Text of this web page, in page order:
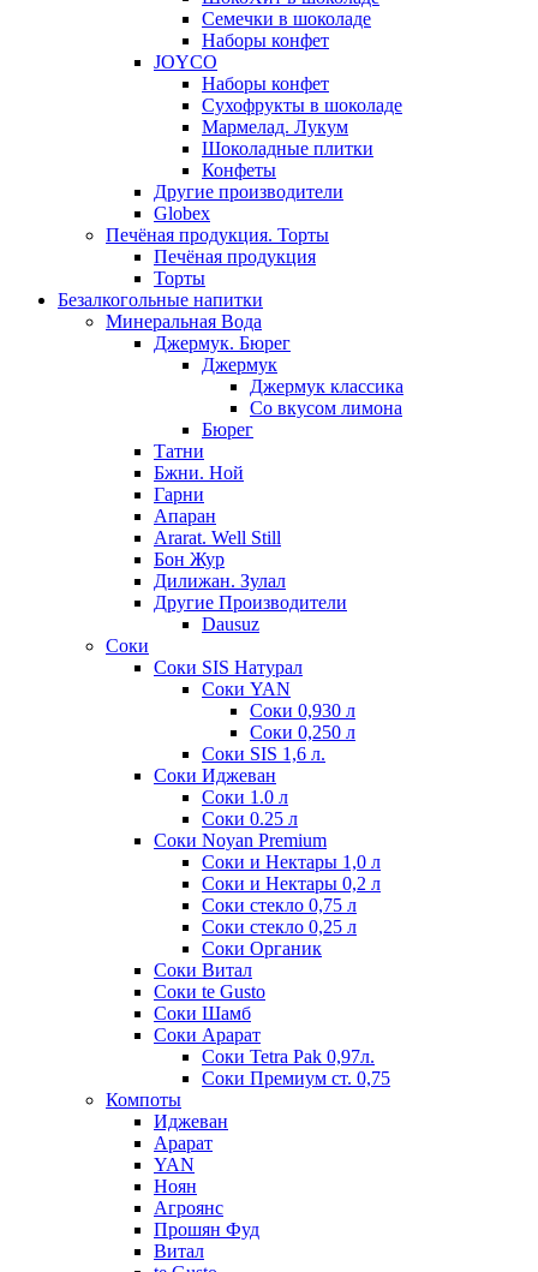
Семечки в шоколаде
Наборы конфет
JOYCO
Наборы конфет
Сухофрукты в шоколаде
Мармелад. Лукум
Шоколадные плитки
Конфеты
Другие производители
Globex
Печёная продукция. Торты
Печёная продукция
Торты
Безалкогольные напитки
Минеральная Вода
Джермук. Бюрег
Джермук
Джермук классика
Со вкусом лимона
Бюрег
Татни
Бжни. Ной
Гарни
Апаран
Ararat. Well Still
Бон Жур
Дилижан. Зулал
Другие Производители
Dausuz
Соки
Соки SIS Натурал
Соки YAN
Соки 0,930 л
Соки 0,250 л
Соки SIS 1,6 л.
Соки Иджеван
Соки 1.0 л
Соки 0.25 л
Соки Noyan Premium
Соки и Нектары 1,0 л
Соки и Нектары 0,2 л
Соки стекло 0,75 л
Соки стекло 0,25 л
Соки Органик
Соки Витал
Соки te Gusto
Соки Шамб
Соки Арарат
Соки Tetra Pak 0,97л.
Соки Премиум ст. 0,75
Компоты
Иджеван
Арарат
YAN
Ноян
Агроянс
Прошян Фуд
Витал